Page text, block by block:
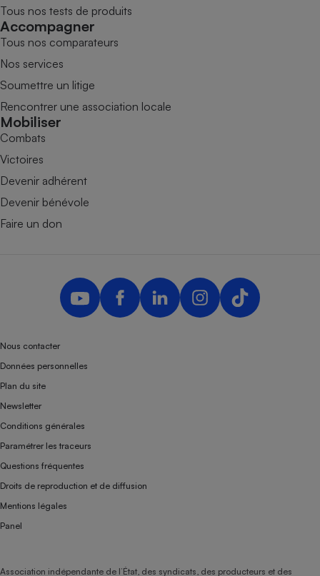
Tous nos tests de produits
Accompagner
Tous nos comparateurs
Nos services
Soumettre un litige
Rencontrer une association locale
Mobiliser
Combats
Victoires
Devenir adhérent
Devenir bénévole
Faire un don
Nous contacter
Données personnelles
Plan du site
Newsletter
Conditions générales
Paramétrer les traceurs
Questions fréquentes
Droits de reproduction et de diffusion
Mentions légales
Panel
Association indépendante de l’État, des syndicats, des producteurs et des